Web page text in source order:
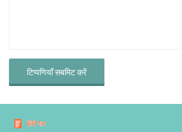
टिप्पणियाँ सबमिट करें